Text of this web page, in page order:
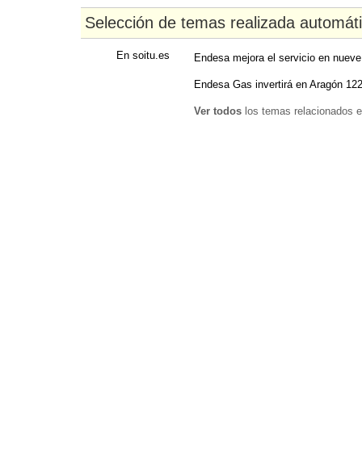
Selección de temas realizada
En soitu.es Endesa mejora el servicio en
Endesa Gas invertirá en Aragón
Ver todos los temas relacionados